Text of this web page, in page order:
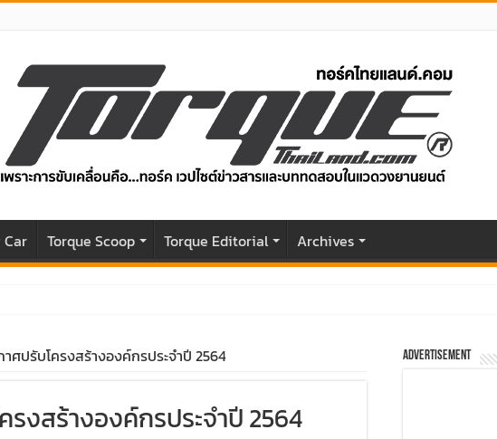
Car Torque Scoop Torque Editorial Archives
าศปรับโครงสร้างองค์กรประจำปี 2564
รงสร้างองค์กรประจำปี 2564
Advertisement